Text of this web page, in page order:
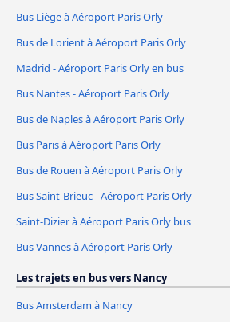
Bus Liège à Aéroport Paris Orly
Bus de Lorient à Aéroport Paris Orly
Madrid - Aéroport Paris Orly en bus
Bus Nantes - Aéroport Paris Orly
Bus de Naples à Aéroport Paris Orly
Bus Paris à Aéroport Paris Orly
Bus de Rouen à Aéroport Paris Orly
Bus Saint-Brieuc - Aéroport Paris Orly
Saint-Dizier à Aéroport Paris Orly bus
Bus Vannes à Aéroport Paris Orly
Les trajets en bus vers Nancy
Bus Amsterdam à Nancy